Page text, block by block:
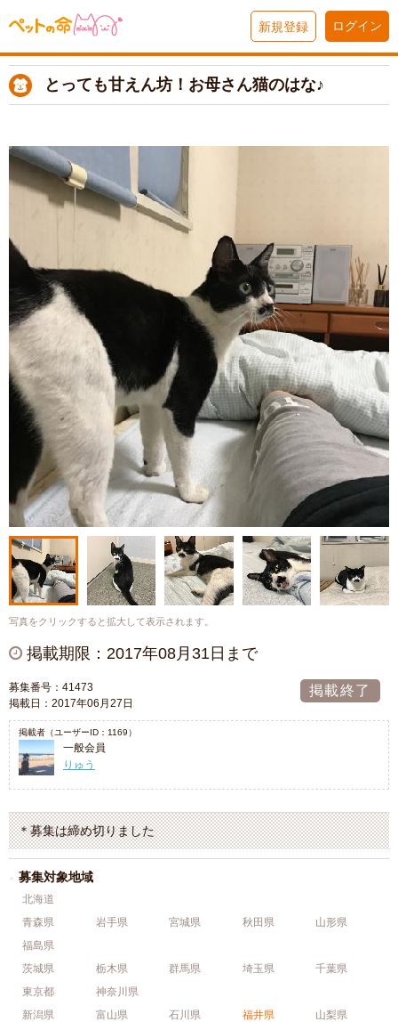
新規登録 ログイン
とっても甘えん坊！お母さん猫のはな♪
写真をクリックすると拡大して表示されます。
掲載期限：2017年08月31日まで
募集番号：41473
掲載日：2017年06月27日
掲載終了
掲載者（ユーザーID：1169）
一般会員
りゅう
＊募集は締め切りました
募集対象地域
北海道
青森県
岩手県 宮城県 秋田県
山形県
福島県
茨城県
栃木県 群馬県 埼玉県
千葉県
東京都
神奈川県
新潟県
富山県 石川県 福井県
山梨県